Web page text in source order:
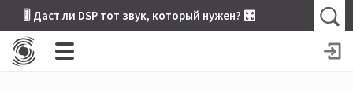
🎚 Даст ли DSP тот звук, который нужен? 🎛